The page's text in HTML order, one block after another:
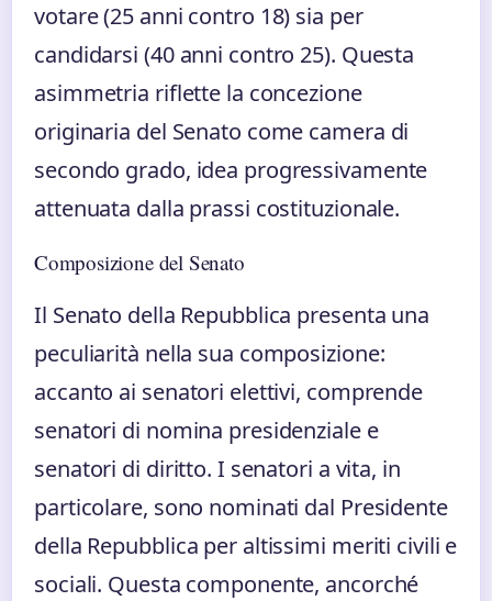
votare (25 anni contro 18) sia per
candidarsi (40 anni contro 25). Questa
asimmetria riflette la concezione
originaria del Senato come camera di
secondo grado, idea progressivamente
attenuata dalla prassi costituzionale.
Composizione del Senato
Il Senato della Repubblica presenta una
peculiarità nella sua composizione:
accanto ai senatori elettivi, comprende
senatori di nomina presidenziale e
senatori di diritto. I senatori a vita, in
particolare, sono nominati dal Presidente
della Repubblica per altissimi meriti civili e
sociali. Questa componente, ancorché